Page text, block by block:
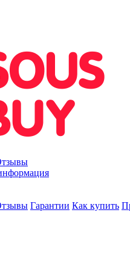
Гарантии Как купить